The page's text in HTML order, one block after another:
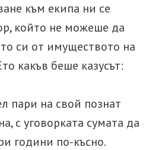
към екипа ни се
който не можеше да
си от имуществото на
какъв беше казусът:
пари на свой познат
с уговорката сумата да
години по-късно.